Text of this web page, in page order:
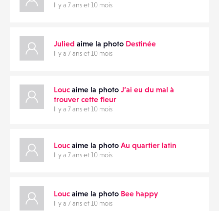
Il y a 7 ans et 10 mois
Julied aime la photo Destinée
Il y a 7 ans et 10 mois
Louc aime la photo J’ai eu du mal à
trouver cette fleur
Il y a 7 ans et 10 mois
Louc aime la photo Au quartier latin
Il y a 7 ans et 10 mois
Louc aime la photo Bee happy
Il y a 7 ans et 10 mois